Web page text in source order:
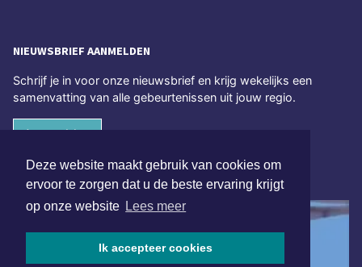
Deze website maakt gebruik van cookies om
ervoor te zorgen dat u de beste ervaring krijgt
op onze website Lees meer
Ik accepteer cookies
NIEUWSBRIEF AANMELDEN
Schrijf je in voor onze nieuwsbrief en krijg wekelijks een
samenvatting van alle gebeurtenissen uit jouw regio.
Aanmelden
ONLINE DAGBLADEN